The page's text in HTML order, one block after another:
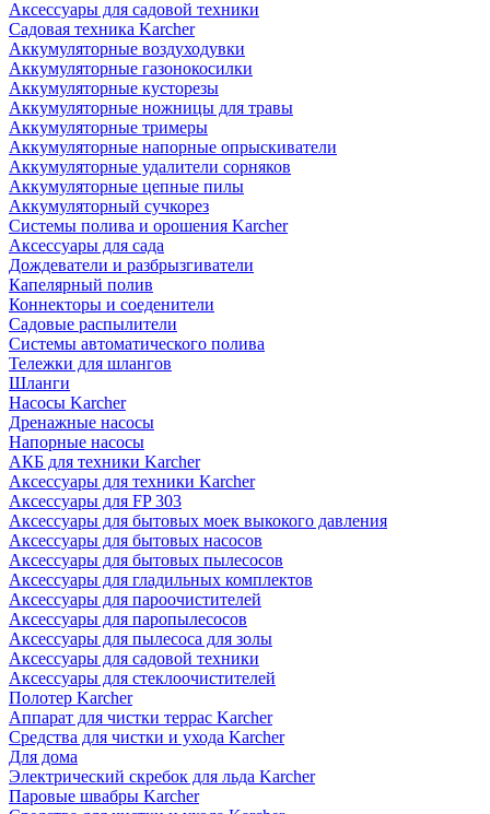
Аксессуары для садовой техники
Садовая техника Karcher
Аккумуляторные воздуходувки
Аккумуляторные газонокосилки
Аккумуляторные кусторезы
Аккумуляторные ножницы для травы
Аккумуляторные тримеры
Аккумуляторные напорные опрыскиватели
Аккумуляторные удалители сорняков
Аккумуляторные цепные пилы
Аккумуляторный сучкорез
Системы полива и орошения Karcher
Аксессуары для сада
Дождеватели и разбрызгиватели
Капелярный полив
Коннекторы и соеденители
Садовые распылители
Системы автоматического полива
Тележки для шлангов
Шланги
Насосы Karcher
Дренажные насосы
Напорные насосы
АКБ для техники Karcher
Аксессуары для техники Karcher
Аксессуары для FP 303
Аксессуары для бытовых моек выкокого давления
Аксессуары для бытовых насосов
Аксессуары для бытовых пылесосов
Аксессуары для гладильных комплектов
Аксессуары для пароочистителей
Аксессуары для паропылесосов
Аксессуары для пылесоса для золы
Аксессуары для садовой техники
Аксессуары для стеклоочистителей
Полотер Karcher
Аппарат для чистки террас Karcher
Средства для чистки и ухода Karcher
Для дома
Электрический скребок для льда Karcher
Паровые швабры Karcher